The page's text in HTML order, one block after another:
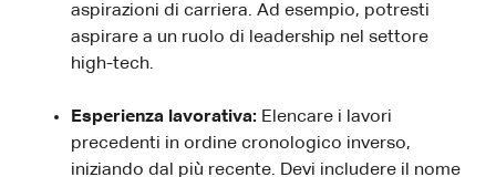
aspirazioni di carriera. Ad esempio, potresti
aspirare a un ruolo di leadership nel settore
high-tech.
Esperienza lavorativa: Elencare i lavori
precedenti in ordine cronologico inverso,
iniziando dal più recente. Devi includere il nome